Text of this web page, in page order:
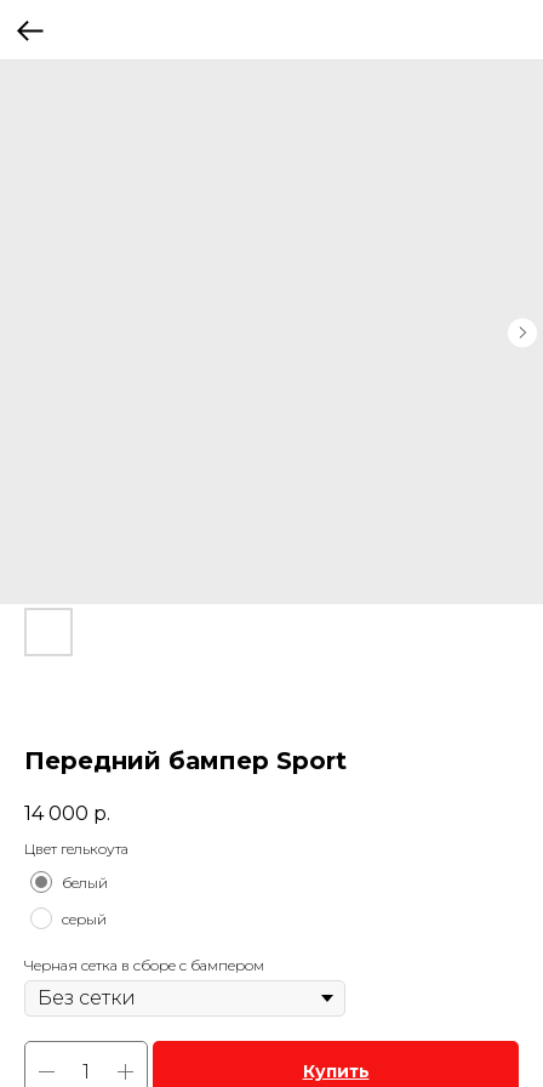
Передний бампер Sport
14 000 р.
Цвет гелькоута
белый
серый
Черная сетка в сборе с бампером
Купить